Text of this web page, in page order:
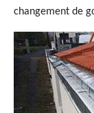
changement de